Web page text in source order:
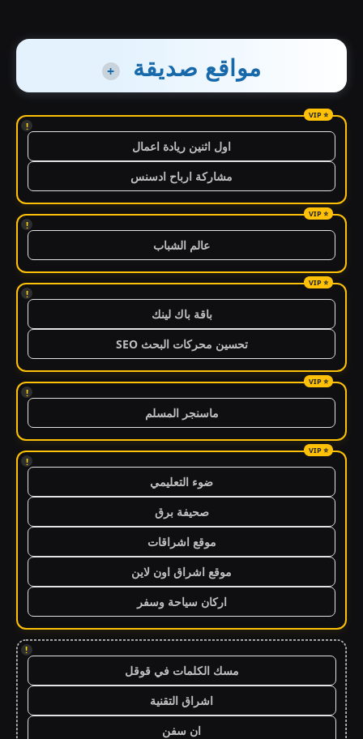
مواقع صديقة +
!
اول اثنين ريادة اعمال
مشاركة ارباح ادسنس
!
عالم الشباب
!
باقة باك لينك
تحسين محركات البحث SEO
!
ماسنجر المسلم
!
ضوء التعليمي
صحيفة برق
موقع اشراقات
موقع اشراق اون لاين
اركان سياحة وسفر
!
مسك الكلمات في قوقل
اشراق التقنية
ان سفن